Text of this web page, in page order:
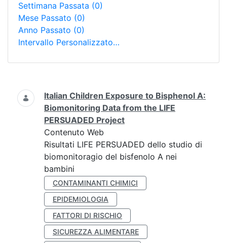
Settimana Passata (0)
Mese Passato (0)
Anno Passato (0)
Intervallo Personalizzato…
Ricerca
Italian Children Exposure to Bisphenol A:
Biomonitoring Data from the LIFE
PERSUADED Project
Contenuto Web
Risultati LIFE PERSUADED dello studio di
biomonitoragio del bisfenolo A nei
bambini
CONTAMINANTI CHIMICI
EPIDEMIOLOGIA
FATTORI DI RISCHIO
SICUREZZA ALIMENTARE